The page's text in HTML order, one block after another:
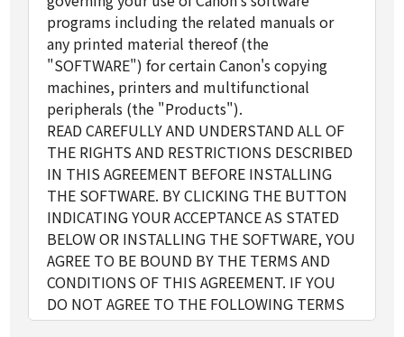
programs including the related manuals or
any printed material thereof (the
"SOFTWARE") for certain Canon's copying
machines, printers and multifunctional
peripherals (the "Products").
READ CAREFULLY AND UNDERSTAND ALL OF
THE RIGHTS AND RESTRICTIONS DESCRIBED
IN THIS AGREEMENT BEFORE INSTALLING
THE SOFTWARE. BY CLICKING THE BUTTON
INDICATING YOUR ACCEPTANCE AS STATED
BELOW OR INSTALLING THE SOFTWARE, YOU
AGREE TO BE BOUND BY THE TERMS AND
CONDITIONS OF THIS AGREEMENT. IF YOU
DO NOT AGREE TO THE FOLLOWING TERMS
AND CONDITIONS OF THIS AGREEMENT, DO